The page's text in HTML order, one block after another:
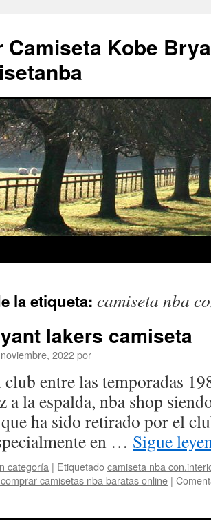
Camiseta Kobe
la etiqueta: camiseta nba
lakers camiseta
2022por
club entre las temporadas
a la espalda, nba shop
ha sido retirado por el
en … Sigue
categoría | Etiquetadocamiseta nba
camisetas nba baratas online |